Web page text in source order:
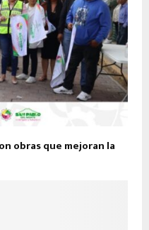
obras que mejoran la